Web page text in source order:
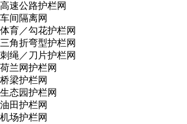
高速公路护栏网
车间隔离网
体育／勾花护栏网
三角折弯型护栏网
刺绳／刀片护栏网
荷兰网护栏网
桥梁护栏网
生态园护栏网
油田护栏网
机场护栏网